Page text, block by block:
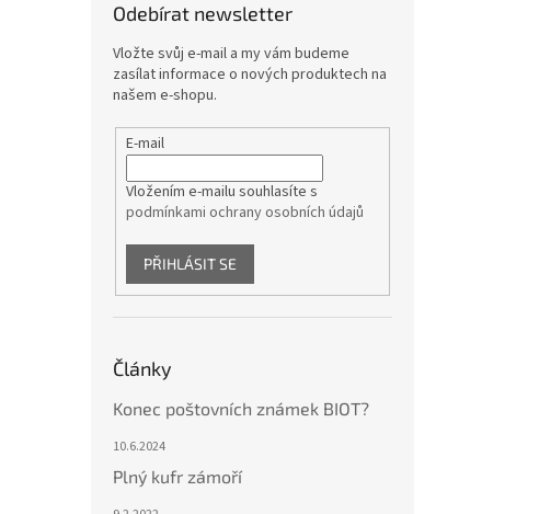
Odebírat newsletter
Vložte svůj e-mail a my vám budeme
zasílat informace o nových produktech na
našem e-shopu.
E-mail
Vložením e-mailu souhlasíte s
podmínkami ochrany osobních údajů
PŘIHLÁSIT SE
Články
Konec poštovních známek BIOT?
10.6.2024
Plný kufr zámoří